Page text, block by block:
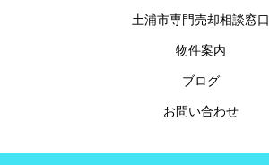
土浦市専門売却相談窓口
物件案内
ブログ
お問い合わせ